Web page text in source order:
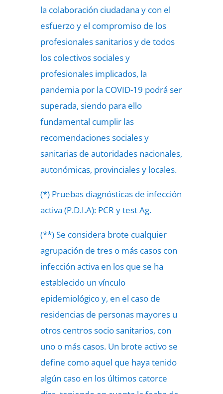
la colaboración ciudadana y con el
esfuerzo y el compromiso de los
profesionales sanitarios y de todos
los colectivos sociales y
profesionales implicados, la
pandemia por la COVID-19 podrá ser
superada, siendo para ello
fundamental cumplir las
recomendaciones sociales y
sanitarias de autoridades nacionales,
autonómicas, provinciales y locales.
(*) Pruebas diagnósticas de infección
activa (P.D.I.A): PCR y test Ag.
(**) Se considera brote cualquier
agrupación de tres o más casos con
infección activa en los que se ha
establecido un vínculo
epidemiológico y, en el caso de
residencias de personas mayores u
otros centros socio sanitarios, con
uno o más casos. Un brote activo se
define como aquel que haya tenido
algún caso en los últimos catorce